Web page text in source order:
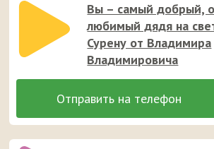
Вы – самый добрый,
любимый дядя на
Сурену от Владимира
Владимировича